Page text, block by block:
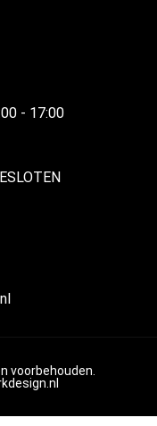
- 17:00
voorbehouden.